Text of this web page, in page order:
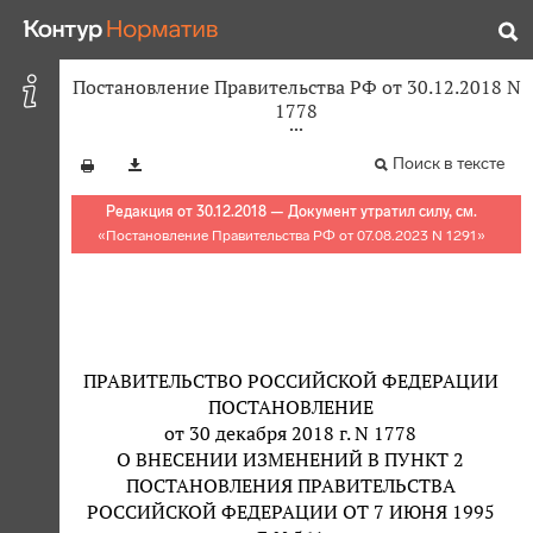
Постановление Правительства РФ от 30.12.2018 N
1778
Поиск в тексте
Редакция от 30.12.2018 — Документ утратил силу, см.
«Постановление Правительства РФ от 07.08.2023 N 1291 »
ПРАВИТЕЛЬСТВО РОССИЙСКОЙ ФЕДЕРАЦИИ
ПОСТАНОВЛЕНИЕ
от 30 декабря 2018 г. N 1778
О ВНЕСЕНИИ ИЗМЕНЕНИЙ В ПУНКТ 2
ПОСТАНОВЛЕНИЯ ПРАВИТЕЛЬСТВА
РОССИЙСКОЙ ФЕДЕРАЦИИ ОТ 7 ИЮНЯ 1995